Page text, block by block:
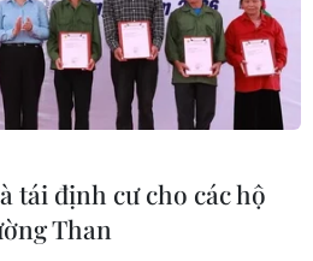
tái định cư cho các hộ
Than